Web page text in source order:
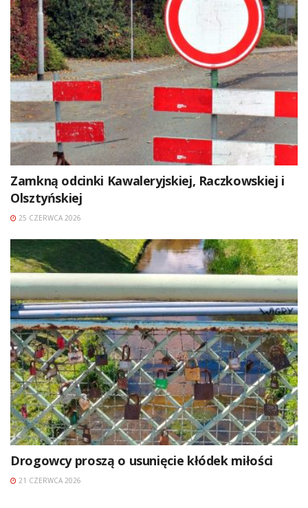
Zamkną odcinki Kawaleryjskiej, Raczkowskiej i
Olsztyńskiej
25 CZERWCA 2026
Drogowcy proszą o usunięcie kłódek miłości
21 CZERWCA 2026